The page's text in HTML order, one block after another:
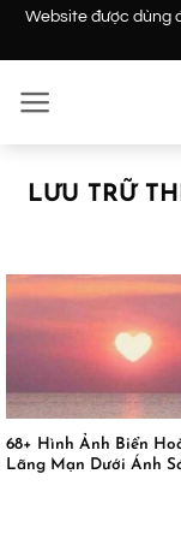
dung
Website được dùng
LƯU TRỮ
68+ Hình Ảnh Biển
Lãng Mạn Dưới Ánh